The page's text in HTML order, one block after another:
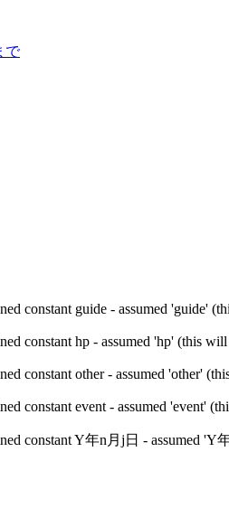
で
constant guide - assumed 'guide'
constant hp - assumed 'hp' (this
constant other - assumed 'other'
constant event - assumed 'event'
constant Y年n月j日 - assumed